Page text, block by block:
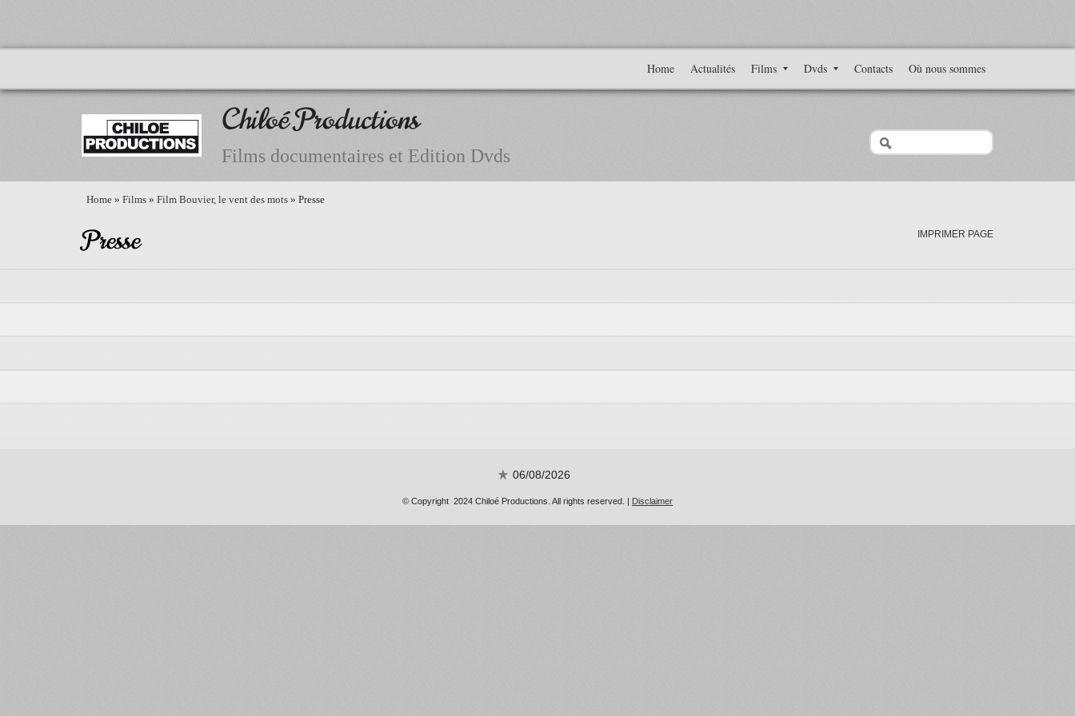
Home Actualités Films Dvds Contacts Où nous sommes
Chiloé Productions
Films documentaires et Edition Dvds
Home » Films » Film Bouvier, le vent des mots » Presse
Presse IMPRIMER PAGE
06/08/2026
© Copyright 2024 Chiloé Productions. All rights reserved. | Disclaimer